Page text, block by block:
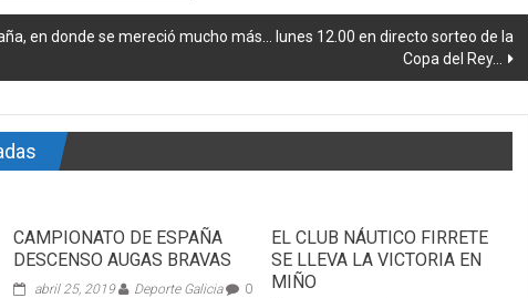
en donde se mereció mucho más… lunes 12.00 en directo sorteo de la
Copa del Rey…
CAMPIONATO DE ESPAÑA
DESCENSO AUGAS BRAVAS
abril 25, 2019 Deporte Galicia 0
EL CLUB NÁUTICO FIRRETE
SE LLEVA LA VICTORIA EN
MIÑO